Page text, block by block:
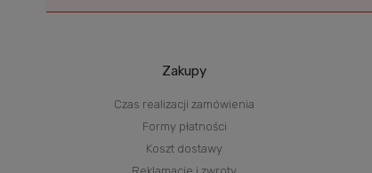
Zakupy
Czas realizacji zamówienia
Formy płatności
Koszt dostawy